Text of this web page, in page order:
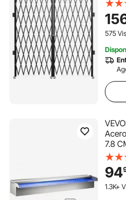
de
575
7.8
LED
94
1.3K+